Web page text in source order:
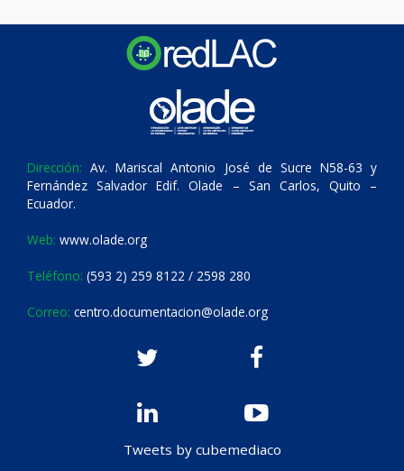
Dirección: Av. Mariscal Antonio José de Sucre N58-63 y
Fernández Salvador Edif. Olade – San Carlos, Quito –
Ecuador.
Web: www.olade.org
Teléfono: (593 2) 259 8122 / 2598 280
Correo: centro.documentacion@olade.org
Tweets by cubemediaco